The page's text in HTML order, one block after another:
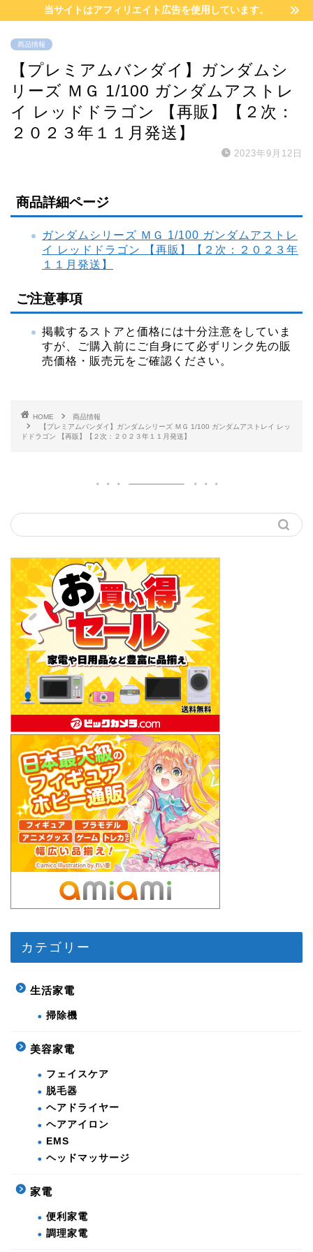
当サイトはアフィリエイト広告を使用しています。
商品情報
【プレミアムバンダイ】ガンダムシ
リーズ ＭＧ 1/100 ガンダムアストレ
イ レッドドラゴン 【再販】【２次：
２０２３年１１月発送】
2023年9月12日
商品詳細ページ
ガンダムシリーズ ＭＧ 1/100 ガンダムアストレ
イ レッドドラゴン 【再販】【２次：２０２３年
１１月発送】
ご注意事項
掲載するストアと価格には十分注意をしていま
すが、ご購入前にご自身にて必ずリンク先の販
売価格・販売元をご確認ください。
HOME
商品情報
【プレミアムバンダイ】ガンダムシリーズ ＭＧ 1/100 ガンダムアストレイ レッ
ドドラゴン 【再販】【２次：２０２３年１１月発送】
カテゴリー
生活家電
掃除機
美容家電
フェイスケア
脱毛器
ヘアドライヤー
ヘアアイロン
EMS
ヘッドマッサージ
家電
便利家電
調理家電